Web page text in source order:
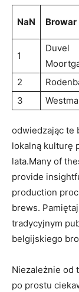
NaN Browar
1
Duvel
2
3
odwiedzając te‌
lokalną kulturę
lata.Many of
⁢provide
production
brews.
tradycyjnym
belgijskiego
Niezależnie od​
po⁤ prostu